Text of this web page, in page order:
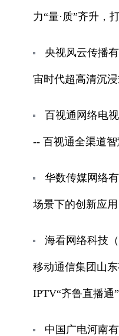
力“量·质”齐升，
央视风云传播
宙时代超高清沉
百视通网络电
-- 百视通全渠道
华数传媒网络
场景下的创新应用
海看网络科技
移动通信集团山
IPTV“齐鲁直播通
中国广电河南